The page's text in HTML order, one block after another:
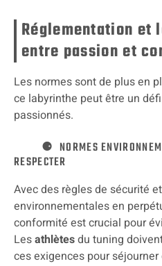
Réglementation
entre passion et
Les normes sont de plus en
ce labyrinthe peut être un
passionnés.
NORMES
RESPECTER
Avec des règles de sécurité
environnementales en
conformité est crucial pour
Lesathlètesdu tuning
ces exigences pour